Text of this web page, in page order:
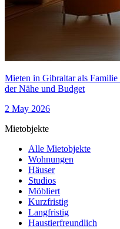
Mieten in Gibraltar als Familie
der Nähe und Budget
2 May 2026
Mietobjekte
Alle Mietobjekte
Wohnungen
Häuser
Studios
Möbliert
Kurzfristig
Langfristig
Haustierfreundlich